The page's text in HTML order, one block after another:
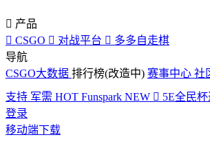
 产品
 CSGO  对战平台  多多自走棋
导航
CSGO大数据 排行榜(改造中) 赛事中心 社
支持 军需 HOT Funspark NEW  5E全民
登录
移动端下载